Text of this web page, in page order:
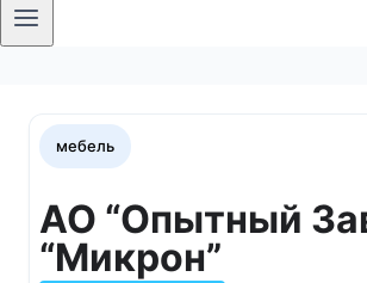
мебель
АО “Опытный
“Микрон”